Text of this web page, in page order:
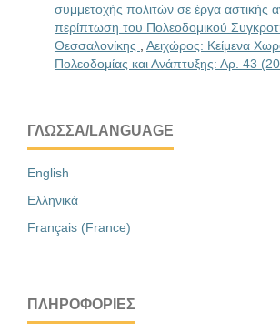
συμμετοχής πολιτών σε έργα αστικής
περίπτωση του Πολεοδομικού
Θεσσαλονίκης
Αειχώρος: Κείμενα
Πολεοδομίας και Ανάπτυξης: Αρ. 43
ΓΛΏΣΣΑ/LANGUAGE
English
Ελληνικά
Français (France)
ΠΛΗΡΟΦΟΡΊΕΣ